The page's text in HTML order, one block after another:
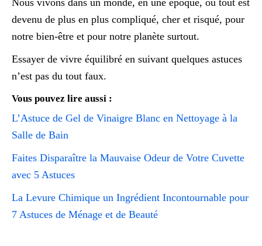
devenu de plus en plus compliqué, cher et risqué, pour
notre bien-être et pour notre planète surtout.
Essayer de vivre équilibré en suivant quelques astuces
n’est pas du tout faux.
Vous pouvez lire aussi :
L’Astuce de Gel de Vinaigre Blanc en Nettoyage à la
Salle de Bain
Faites Disparaître la Mauvaise Odeur de Votre Cuvette
avec 5 Astuces
La Levure Chimique un Ingrédient Incontournable pour
7 Astuces de Ménage et de Beauté